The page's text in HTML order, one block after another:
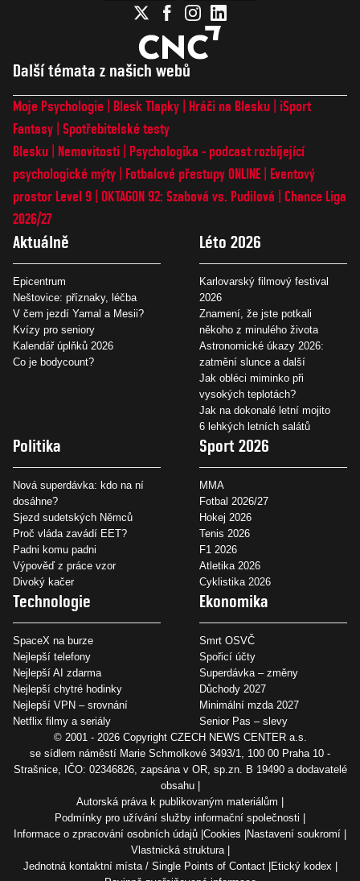
Další témata z našich webů
Moje Psychologie Blesk Tlapky Hráči na Blesku
iSport
Fantasy Spotřebitelské testy
Blesku
Nemovitosti
Psychologika - podcast rozbíjející
psychologické mýty
Fotbalové přestupy ONLINE
Eventový
prostor Level 9 OKTAGON 92: Szabová vs. Pudilová
Chance Liga
2026/27
Aktuálně
Epicentrum
Neštovice: příznaky, léčba
V čem jezdí Yamal a Mesii?
Kvízy pro seniory
Kalendář úplňků 2026
Co je bodycount?
Léto 2026
Karlovarský filmový festival
2026
Znamení, že jste potkali
někoho z minulého života
Astronomické úkazy 2026:
zatmění slunce a další
Jak obléci miminko při
vysokých teplotách?
Jak na dokonalé letní mojito
6 lehkých letních salátů
Politika
Nová superdávka: kdo na ní
dosáhne?
Sjezd sudetských Němců
Proč vláda zavádí EET?
Padni komu padni
Výpověď z práce vzor
Divoký kačer
Sport 2026
MMA
Fotbal 2026/27
Hokej 2026
Tenis 2026
F1 2026
Atletika 2026
Cyklistika 2026
Technologie
SpaceX na burze
Nejlepší telefony
Nejlepší AI zdarma
Nejlepší chytré hodinky
Nejlepší VPN – srovnání
Netflix filmy a seriály
Ekonomika
Smrt OSVČ
Spořicí účty
Superdávka – změny
Důchody 2027
Minimální mzda 2027
Senior Pas – slevy
© 2001 - 2026 Copyright CZECH NEWS CENTER a.s.
se sídlem náměstí Marie Schmolkové 3493/1, 100 00 Praha 10 -
Strašnice, IČO: 02346826, zapsána v OR, sp.zn. B 19490 a dodavatelé
obsahu
Autorská práva k publikovaným materiálům
Podmínky pro užívání služby informační společnosti
Informace o zpracování osobních údajů Cookies Nastavení soukromí
Vlastnická struktura
Jednotná kontaktní místa / Single Points of Contact Etický kodex